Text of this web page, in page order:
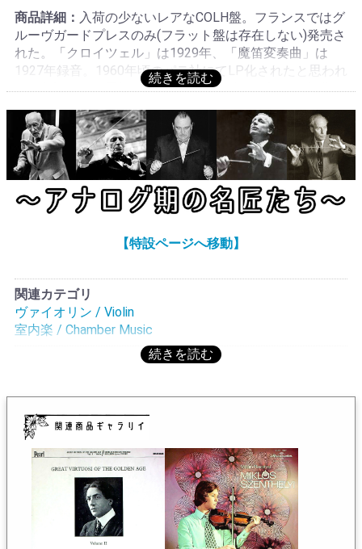
装丁)で初リリース→1964年頃灰ニッパー段なしレーベ
ル・灰棒付薄手ボード・ジャケット入り(当アイテム)に変
更, 英国では数ヵ月遅れでHis Master's Voice:COLH 92で初
リリース, イタリア発売のみフラット盤が存在する, これ
はフランスでの初年度リリース分オリジナル, B面はカザ
商品詳細： 入荷の少ないレアなCOLH盤。フランスではグ
ルーヴガードプレスのみ(フラット盤は存在しない)発売さ
れた。「クロイツェル」は1929年、「魔笛変奏曲」は
1927年録音。1960年頃のパテ社にてLP化されたと思われ
る。勿論これが最初のLP番号。ティボーの音は'70年代に
盛んに復刻されたあの骨と皮ばかりの音とは比較になら
ない程肉付きがよく潤いもある。まして東芝GR盤とは雲
泥の差。激性よりも内面を狂おしいまでに燃焼させたテ
ィボーとコルトーの遺産。完全なオリジナルLP! COLH 6-
10までの5枚はF.クライスラー(vn)F.ルップ(pf)によるベー
トーヴェン:Vnソナタ全集がCOLHでは有名だが、ティボ
ーとコルト―のベートーヴェン:VnソナタはこれしかLP化
【特設ページへ移動】
関連カテゴリ
ヴァイオリン / Violin
室内楽 / Chamber Music